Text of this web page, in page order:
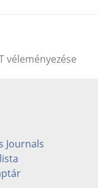
véleményezése
Journals